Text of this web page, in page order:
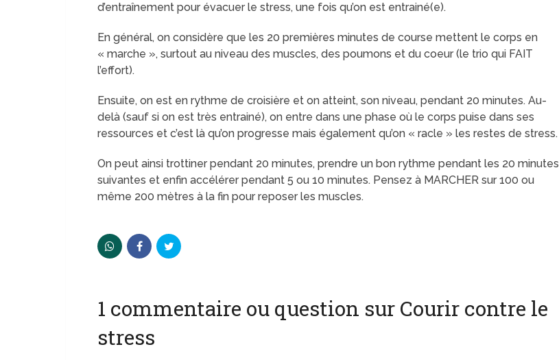
d’entraînement pour évacuer le stress, une fois qu’on est entrainé(e).
En général, on considère que les 20 premières minutes de course mettent le corps en
« marche », surtout au niveau des muscles, des poumons et du coeur (le trio qui FAIT
l’effort).
Ensuite, on est en rythme de croisière et on atteint, son niveau, pendant 20 minutes. Au-
delà (sauf si on est très entrainé), on entre dans une phase où le corps puise dans ses
ressources et c’est là qu’on progresse mais également qu’on « racle » les restes de stress.
On peut ainsi trottiner pendant 20 minutes, prendre un bon rythme pendant les 20 minutes
suivantes et enfin accélérer pendant 5 ou 10 minutes. Pensez à MARCHER sur 100 ou
même 200 mètres à la fin pour reposer les muscles.
1 commentaire ou question sur Courir contre le
stress